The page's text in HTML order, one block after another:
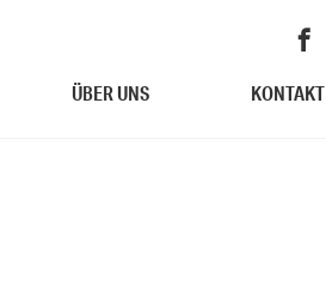
ÜBER UNS KONTAKT